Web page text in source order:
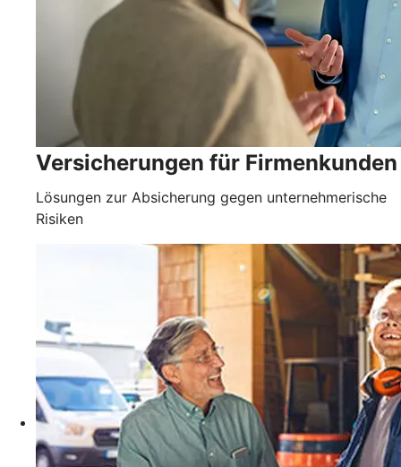
Versicherungen für Firmenkunden
Lösungen zur Absicherung gegen unternehmerische
Risiken